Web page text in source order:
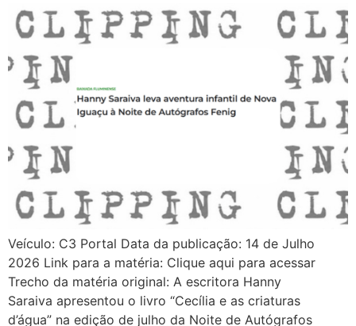
Veículo: C3 Portal Data da publicação: 14 de Julho
2026 Link para a matéria: Clique aqui para acessar
Trecho da matéria original: A escritora Hanny
Saraiva apresentou o livro “Cecília e as criaturas
d’água” na edição de julho da Noite de Autógrafos